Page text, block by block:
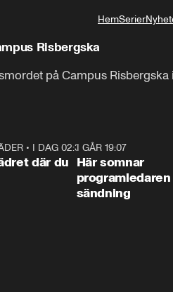
HemSerier
Risbergska
på Campus Risbergska
1:06
• I DAG 02:30
där du
I GÅR 19:07
Här somnar
programledaren
sändning